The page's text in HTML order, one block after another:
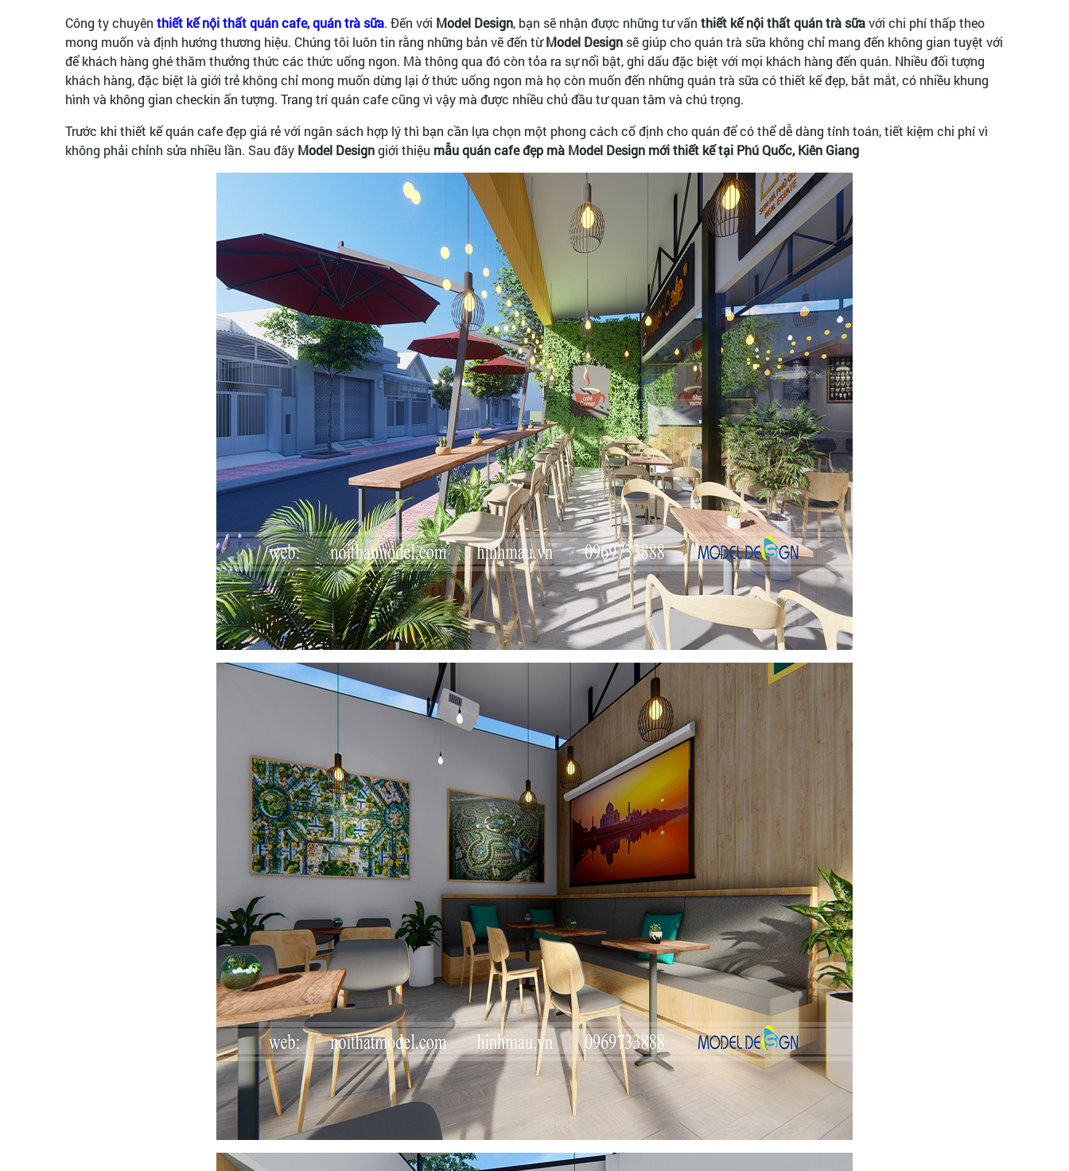
Công ty chuyên thiết kế nội thất quán cafe, quán trà sữa. Đến với Model Design, bạn sẽ nhận được những tư vấn thiết kế nội thất quán trà sữavới chi phí thấp theo
mong muốn và định hướng thương hiệu. Chúng tôi luôn tin rằng những bản vẽ đến từModel Design sẽ giúp cho quán trà sữa không chỉ mang đến không gian tuyệt với
để khách hàng ghé thăm thưởng thức các thức uống ngon. Mà thông qua đó còn tỏa ra sự nổi bật, ghi dấu đặc biệt với mọi khách hàng đến quán. Nhiều đối tượng
khách hàng, đặc biệt là giới trẻ không chỉ mong muốn dừng lại ở thức uống ngon mà họ còn muốn đến những quán trà sữa có thiết kế đẹp, bắt mắt, có nhiều khung
hình và không gian checkin ấn tượng. Trang trí quán cafe cũng vì vậy mà được nhiều chủ đầu tư quan tâm và chú trọng.
Trước khi thiết kế quán cafe đẹp giá rẻ với ngân sách hợp lý thì bạn cần lựa chọn một phong cách cố định cho quán để có thể dễ dàng tính toán, tiết kiệm chi phí vì
không phải chỉnh sửa nhiều lần. Sau đây Model Designgiới thiệu mẫu quán cafe đẹp mà Model Design mới thiết kế tại Phú Quốc, Kiên Giang